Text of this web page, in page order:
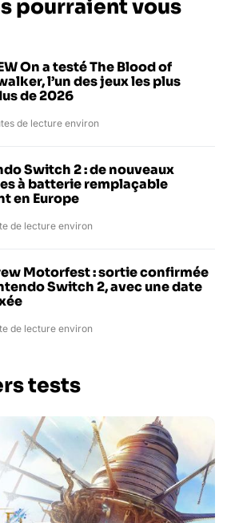
pourraient vous
On a testé The Blood of
l’un des jeux les plus
de 2026
de lecture environ
Switch 2 : de nouveaux
à batterie remplaçable
en Europe
de lecture environ
Motorfest : sortie confirmée
Switch 2, avec une date
de lecture environ
tests